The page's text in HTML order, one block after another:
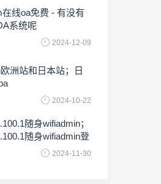
线oa免费 - 有没有
系统呢
2024-12-09
洲站和日本站；日
2024-10-22
随身wifiadmin；
随身wifiadmin登
2024-11-30